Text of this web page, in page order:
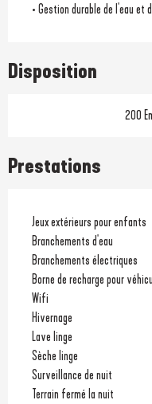
• Gestion durable de l'eau et
Disposition
200
Prestations
Jeux extérieurs pour enfants
Branchements d'eau
Branchements électriques
Borne de recharge pour
Wifi
Hivernage
Lave linge
Sèche linge
Surveillance de nuit
Terrain fermé la nuit